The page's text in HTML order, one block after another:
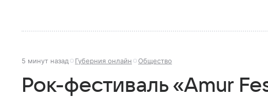
5 минут назад Губерния онлайн Общество
Рок-фестиваль «Amur